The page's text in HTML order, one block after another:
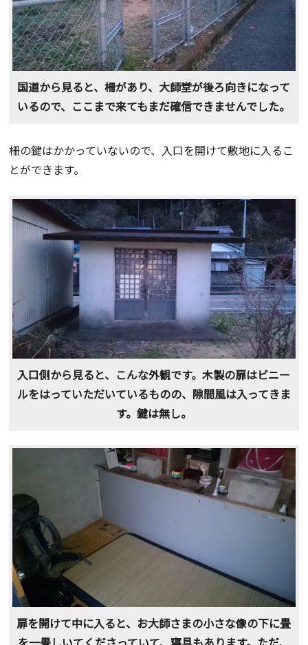
国道から見ると、柵があり、大師堂が後ろ向きになって
いるので、ここまで来てもまだ確信できませんでした。
柵の鍵はかかっていないので、入口を開けて敷地に入るこ
とができます。
入口側から見ると、こんな外観です。木製の扉はビニー
ルをはっていただいているものの、隙間風は入ってきま
す。鍵は無し。
扉を開けて中に入ると、お大師さまの小さな像の下に畳